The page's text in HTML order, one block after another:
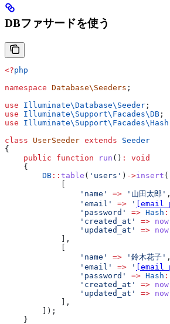
DBファサードを使う
<?php
namespace Database\Seeders ;
use Illuminate\Database\ Seeder ;
use Illuminate\Support\Facades\DB ;
use Illuminate\Support\Facades\Hash
class UserSeeder extends Seeder
{
    public
function run () :
void
    {
        DB
:: table ( 'users' ) ->insert
            [
                'name'
=> '山田太郎' ,
                'email'
=> ' [email
                'password'
=> Hash
                'created_at'
=> now
                'updated_at'
=> now
            ],
            [
                'name'
=> '鈴木花子' ,
                'email'
=> ' [email
                'password'
=> Hash
                'created_at'
=> now
                'updated_at'
=> now
            ],
        ]);
    }